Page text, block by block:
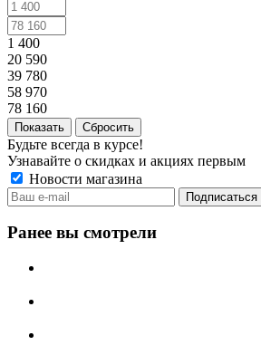
1 400
20 590
39 780
58 970
78 160
Сбросить
Будьте всегда в курсе!
Узнавайте о скидках и акциях первым
Новости магазина
Ранее вы смотрели